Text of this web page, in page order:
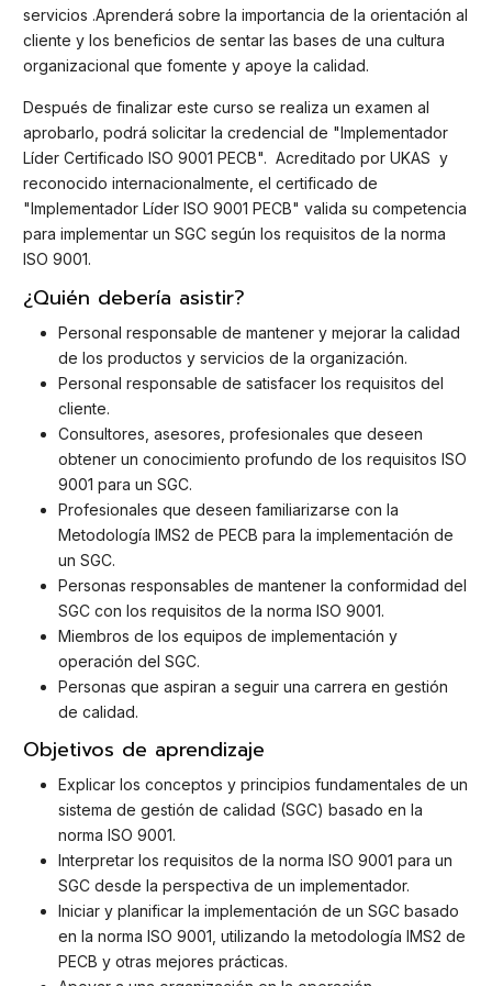
servicios .Aprenderá sobre la importancia de la orientación al
cliente y los beneficios de sentar las bases de una cultura
organizacional que fomente y apoye la calidad.
Después de finalizar este curso se realiza un examen al
aprobarlo, podrá solicitar la credencial de "Implementador
Líder Certificado ISO 9001 PECB". Acreditado por UKAS y
reconocido internacionalmente, el certificado de
"Implementador Líder ISO 9001 PECB" valida su competencia
para implementar un SGC según los requisitos de la norma
ISO 9001.
¿Quién debería asistir?
Personal responsable de mantener y mejorar la calidad
de los productos y servicios de la organización.
Personal responsable de satisfacer los requisitos del
cliente.
Consultores, asesores, profesionales que deseen
obtener un conocimiento profundo de los requisitos ISO
9001 para un SGC.
Profesionales que deseen familiarizarse con la
Metodología IMS2 de PECB para la implementación de
un SGC.
Personas responsables de mantener la conformidad del
SGC con los requisitos de la norma ISO 9001.
Miembros de los equipos de implementación y
operación del SGC.
Personas que aspiran a seguir una carrera en gestión
de calidad.
Objetivos de aprendizaje
Explicar los conceptos y principios fundamentales de un
sistema de gestión de calidad (SGC) basado en la
norma ISO 9001.
Interpretar los requisitos de la norma ISO 9001 para un
SGC desde la perspectiva de un implementador.
Iniciar y planificar la implementación de un SGC basado
en la norma ISO 9001, utilizando la metodología IMS2 de
PECB y otras mejores prácticas.